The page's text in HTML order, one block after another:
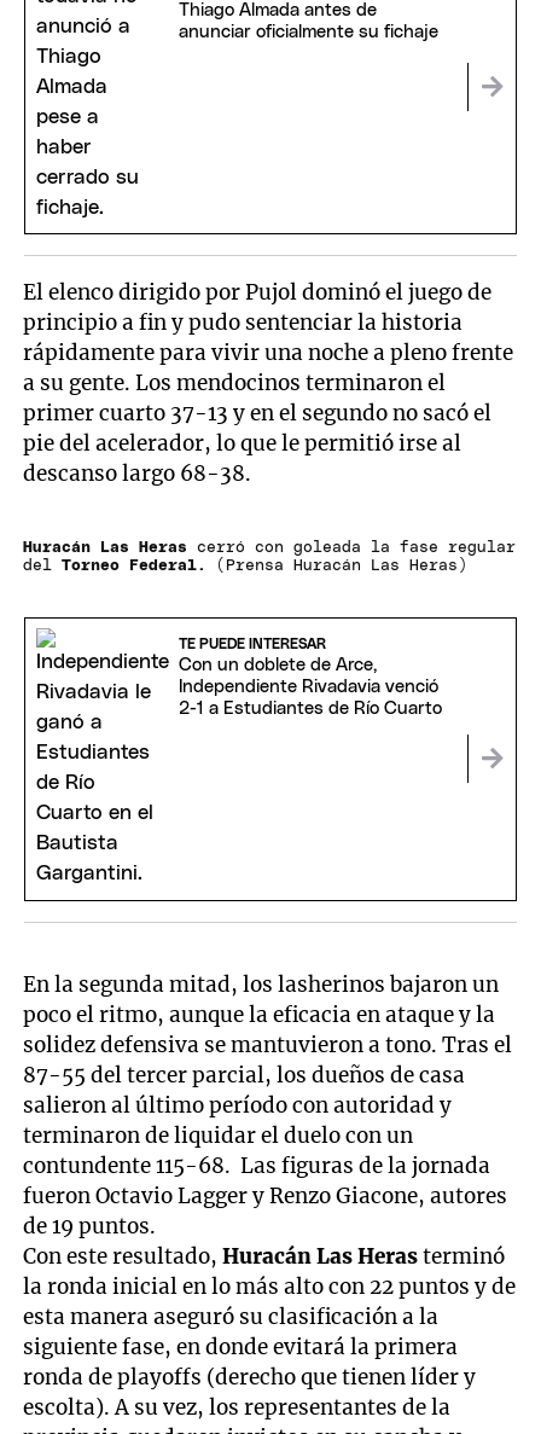
Thiago Almada antes de
anunciar oficialmente su fichaje
El elenco dirigido por Pujol dominó el juego de
principio a fin y pudo sentenciar la historia
rápidamente para vivir una noche a pleno frente
a su gente. Los mendocinos terminaron el
primer cuarto 37-13 y en el segundo no sacó el
pie del acelerador, lo que le permitió irse al
descanso largo 68-38.
Huracán Las Heras cerró con goleada la fase regular
delTorneo Federal. (Prensa Huracán Las Heras)
TE PUEDE INTERESAR
Con un doblete de Arce,
Independiente Rivadavia venció
2-1 a Estudiantes de Río Cuarto
En la segunda mitad, los lasherinos bajaron un
poco el ritmo, aunque la eficacia en ataque y la
solidez defensiva se mantuvieron a tono. Tras el
87-55 del tercer parcial, los dueños de casa
salieron al último período con autoridad y
terminaron de liquidar el duelo con un
contundente 115-68. Las figuras de la jornada
fueron Octavio Lagger y Renzo Giacone, autores
de 19 puntos.
Con este resultado,Huracán Las Herasterminó
la ronda inicial en lo más alto con 22 puntos y de
esta manera aseguró su clasificación a la
siguiente fase, en donde evitará la primera
ronda de playoffs (derecho que tienen líder y
escolta). A su vez, los representantes de la